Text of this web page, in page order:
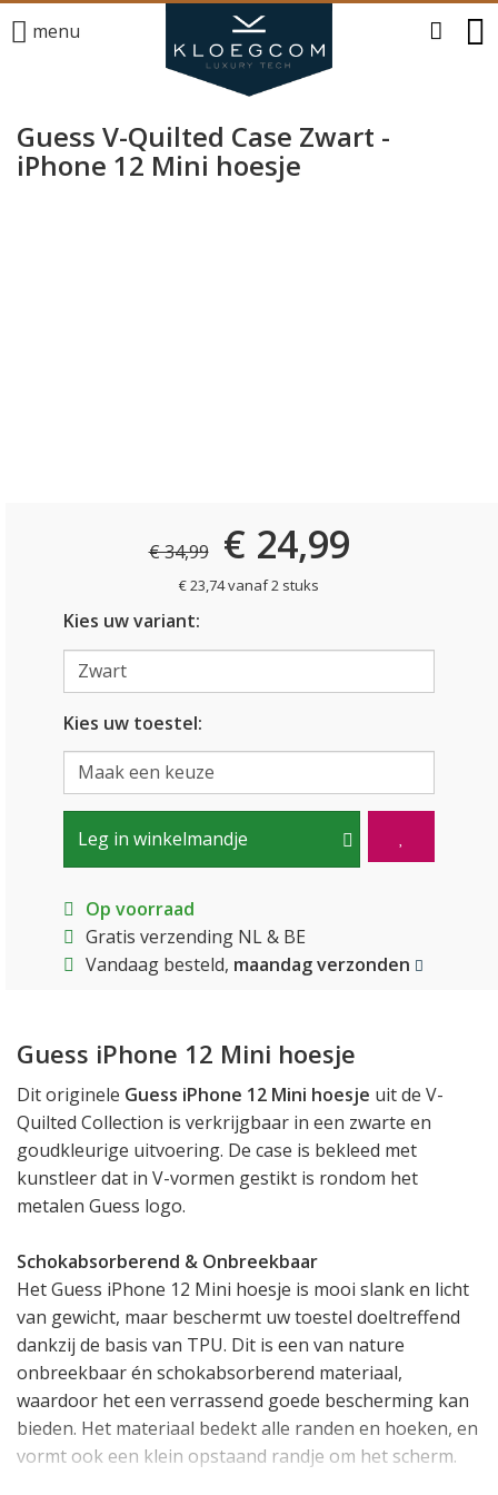
menu
Guess V-Quilted Case Zwart -
iPhone 12 Mini hoesje
€ 34,99 € 24,99
€ 23,74 vanaf 2 stuks
Kies uw variant:
Kies uw toestel:
Leg in winkelmandje
Op voorraad
Gratis verzending NL & BE
Vandaag besteld, maandag verzonden
Guess iPhone 12 Mini hoesje
Dit originele Guess iPhone 12 Mini hoesje uit de V-
Quilted Collection is verkrijgbaar in een zwarte en
goudkleurige uitvoering. De case is bekleed met
kunstleer dat in V-vormen gestikt is rondom het
metalen Guess logo.
Schokabsorberend & Onbreekbaar
Het Guess iPhone 12 Mini hoesje is mooi slank en licht
van gewicht, maar beschermt uw toestel doeltreffend
dankzij de basis van TPU. Dit is een van nature
onbreekbaar én schokabsorberend materiaal,
waardoor het een verrassend goede bescherming kan
bieden. Het materiaal bedekt alle randen en hoeken, en
vormt ook een klein opstaand randje om het scherm.